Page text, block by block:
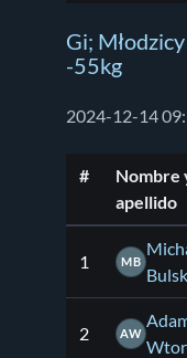
Gi;
-55kg
2024-12-14
#
Nombre
apellido
1 MB
2 AW